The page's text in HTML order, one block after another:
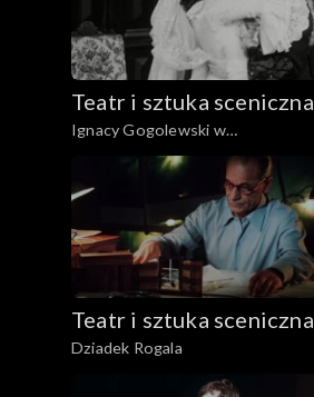
Teatr i sztuka sceniczna
Ignacy Gogolewski w
,,Świętoszku"
Teatr i sztuka sceniczna
Dziadek Rogala